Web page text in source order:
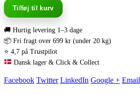
Tilføj til kurv
🚚 Hurtig levering 1–3 dage
📦 Fri fragt over 699 kr (under 20 kg)
⭐ 4,7 på Trustpilot
Dansk lager & Click & Collect
Facebook Twitter LinkedIn Google + Email